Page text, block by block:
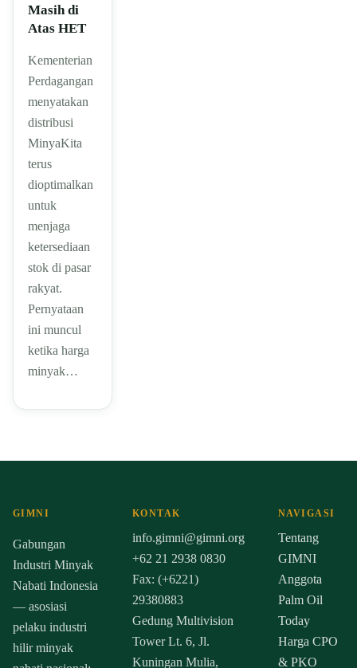
Masih di
Atas HET
Kementerian
Perdagangan
menyatakan
distribusi
MinyaKita
terus
dioptimalkan
untuk
menjaga
ketersediaan
stok di pasar
rakyat.
Pernyataan
ini muncul
ketika harga
minyak…
GIMNI
Gabungan
Industri Minyak
Nabati Indonesia
— asosiasi
pelaku industri
hilir minyak
KONTAK
info.gimni@gimni.org
+62 21 2938 0830
Fax: (+6221)
29380883
Gedung Multivision
Tower Lt. 6, Jl.
Kuningan Mulia,
NAVIGASI
Tentang
GIMNI
Anggota
Palm Oil
Today
Harga CPO
& PKO